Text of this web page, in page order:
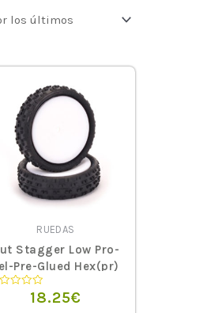
RUEDAS
Stagger Low Pro-
Pre-Glued Hex(pr)
18.25€